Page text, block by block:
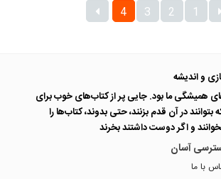
1
2
3
4
و اندیشه
همیشگی ما بود. جایی پر از کتاب‌های خوب برای
بتوانند در آن قدم بزنند، حتی بدوند، کتاب‌ها را
و اگر دوست داشتند بخرند
آسان
با ما